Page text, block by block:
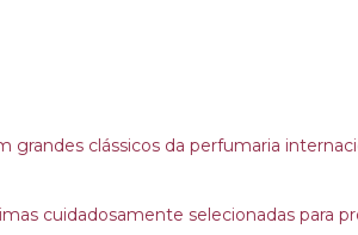
grandes clássicos da perfumaria
cuidadosamente selecionadas para